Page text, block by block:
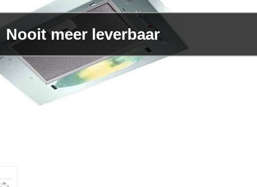
Nooit meer leverbaar